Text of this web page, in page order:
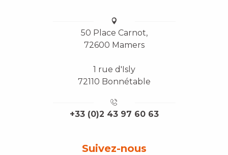
50 Place Carnot,
72600 Mamers
1 rue d'Isly
72110 Bonnétable
+33 (0)2 43 97 60 63
Suivez-nous